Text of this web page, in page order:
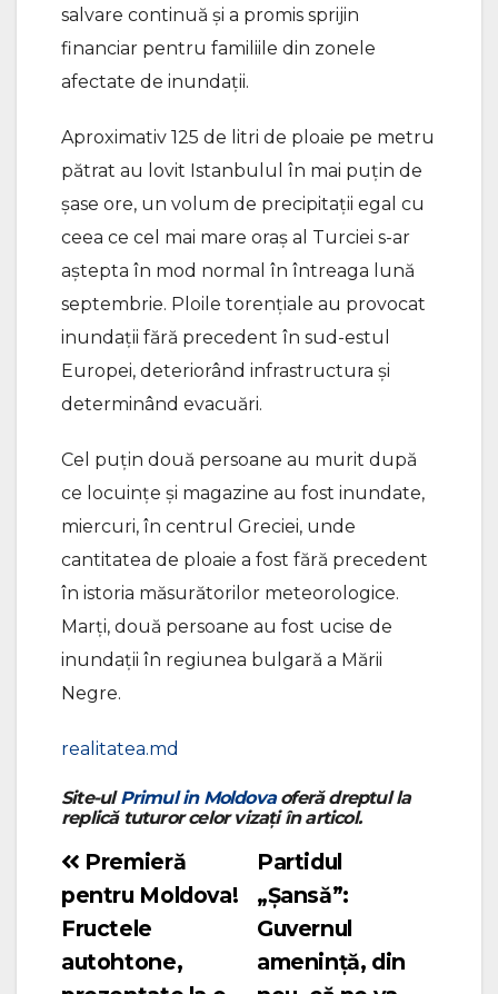
salvare continuă şi a promis sprijin
financiar pentru familiile din zonele
afectate de inundaţii.
Aproximativ 125 de litri de ploaie pe metru
pătrat au lovit Istanbulul în mai puţin de
şase ore, un volum de precipitaţii egal cu
ceea ce cel mai mare oraş al Turciei s-ar
aştepta în mod normal în întreaga lună
septembrie. Ploile torenţiale au provocat
inundaţii fără precedent în sud-estul
Europei, deteriorând infrastructura şi
determinând evacuări.
Cel puţin două persoane au murit după
ce locuinţe şi magazine au fost inundate,
miercuri, în centrul Greciei, unde
cantitatea de ploaie a fost fără precedent
în istoria măsurătorilor meteorologice.
Marţi, două persoane au fost ucise de
inundaţii în regiunea bulgară a Mării
Negre.
realitatea.md
Site-ulPrimul in Moldovaoferă dreptul la
replică tuturor celor vizați în articol.
Navigare
în
articole
Partidul
„Șansă”:
Guvernul
amenință, din
Premieră
pentru Moldova!
Fructele
autohtone,